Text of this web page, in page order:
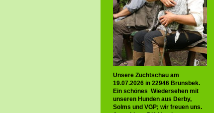
Unsere Zuchtschau am
19.07.2026 in 22946 Brunsbek.
Ein schönes Wiedersehen mit
unseren Hunden aus Derby,
Solms und VGP; wir freuen uns.